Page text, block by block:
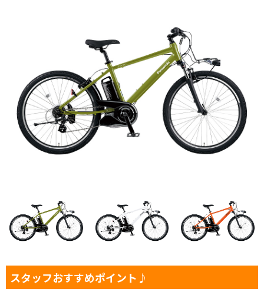
スタッフおすすめポイント♪